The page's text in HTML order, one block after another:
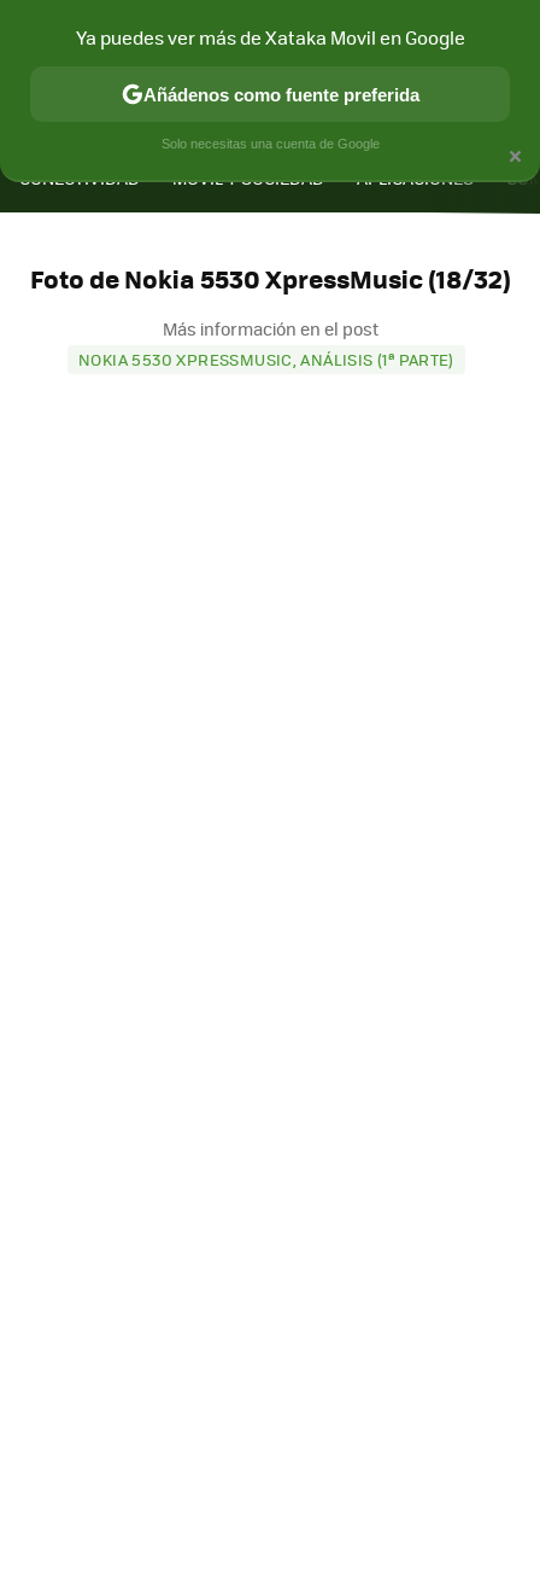
CONECTIVIDAD MÓVIL Y SOCIEDAD APLICACIONES
Foto de Nokia 5530 XpressMusic (18/32)
Más información en el post
NOKIA 5530 XPRESSMUSIC, ANÁLISIS (1ª PARTE)
×
Ya puedes ver más de Xataka Movil en Google
Añádenos como fuente preferida
Solo necesitas una cuenta de Google